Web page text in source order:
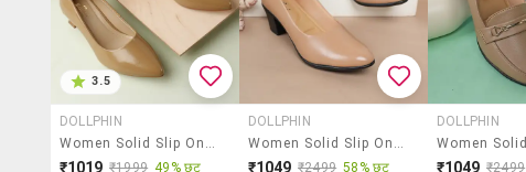
3.5
DOLLPHIN
Women Solid Slip On Pump
₹1019 ₹1999 49% छूट
DOLLPHIN
Women Solid Slip On Pump
₹1049 ₹2499 58% छूट
DOLLPHIN
₹1049 ₹2499